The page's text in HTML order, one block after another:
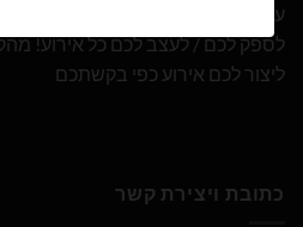
לספק לכם / לעצב לכם כל אירוע!
ליצור לכם אירוע כפי בקשתכם
כתובת ויצירת קשר